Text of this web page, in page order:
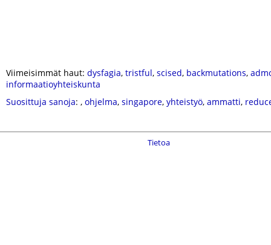
Viimeisimmät haut: dysfagia, tristful, scised, backmutations,
informaatioyhteiskunta
Suosittuja sanoja: , ohjelma, singapore, yhteistyö, ammatti,
Tietoa